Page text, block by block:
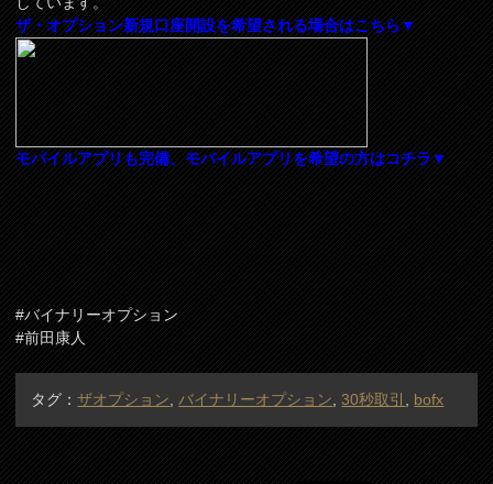
ザ・オプション新規口座開設を希望される場合はこちら▼
モバイルアプリも完備、モバイルアプリを希望の方はコチラ▼
#バイナリーオプション
#前田康人
タグ：ザオプション バイナリーオプション ,30秒取引 bofx